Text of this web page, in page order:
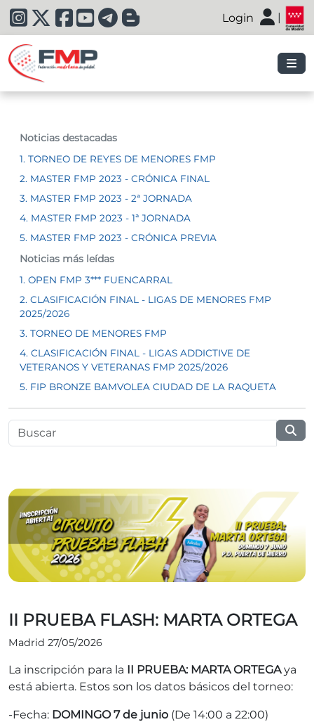
|
Login |
Noticias destacadas
1. TORNEO DE REYES DE MENORES FMP
2. MASTER FMP 2023 - CRÓNICA FINAL
3. MASTER FMP 2023 - 2ª JORNADA
4. MASTER FMP 2023 - 1ª JORNADA
5. MASTER FMP 2023 - CRÓNICA PREVIA
Noticias más leídas
1. OPEN FMP 3*** FUENCARRAL
2. CLASIFICACIÓN FINAL - LIGAS DE MENORES FMP
2025/2026
3. TORNEO DE MENORES FMP
4. CLASIFICACIÓN FINAL - LIGAS ADDICTIVE DE
VETERANOS Y VETERANAS FMP 2025/2026
5. FIP BRONZE BAMVOLEA CIUDAD DE LA RAQUETA
II PRUEBA FLASH: MARTA ORTEGA
Madrid 27/05/2026
La inscripción para la II PRUEBA: MARTA ORTEGAya
está abierta. Estos son los datos básicos del torneo:
-Fecha: DOMINGO 7 de junio (De 14:00 a 22:00)